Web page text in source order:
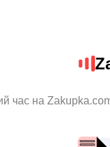
час на